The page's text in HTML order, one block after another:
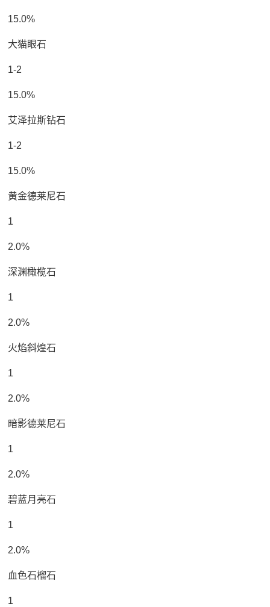
15.0%
大猫眼石
1-2
15.0%
艾泽拉斯钻石
1-2
15.0%
黄金德莱尼石
1
2.0%
深渊橄榄石
1
2.0%
火焰斜煌石
1
2.0%
暗影德莱尼石
1
2.0%
碧蓝月亮石
1
2.0%
血色石榴石
1